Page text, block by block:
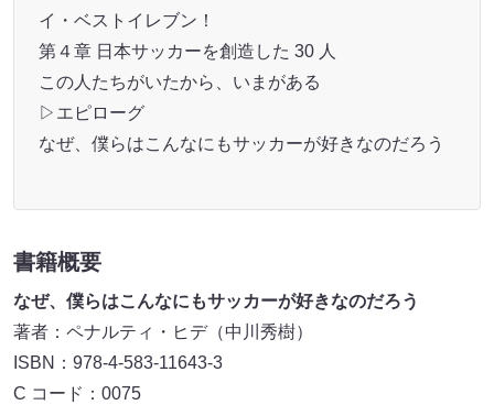
イ・ベストイレブン！
第４章 ⽇本サッカーを創造した 30 ⼈
この⼈たちがいたから、いまがある
▷エピローグ
なぜ、僕らはこんなにもサッカーが好きなのだろう
書籍概要
なぜ、僕らはこんなにもサッカーが好きなのだろう
著者：ペナルティ・ヒデ（中川秀樹）
ISBN：978-4-583-11643-3
C コード：0075